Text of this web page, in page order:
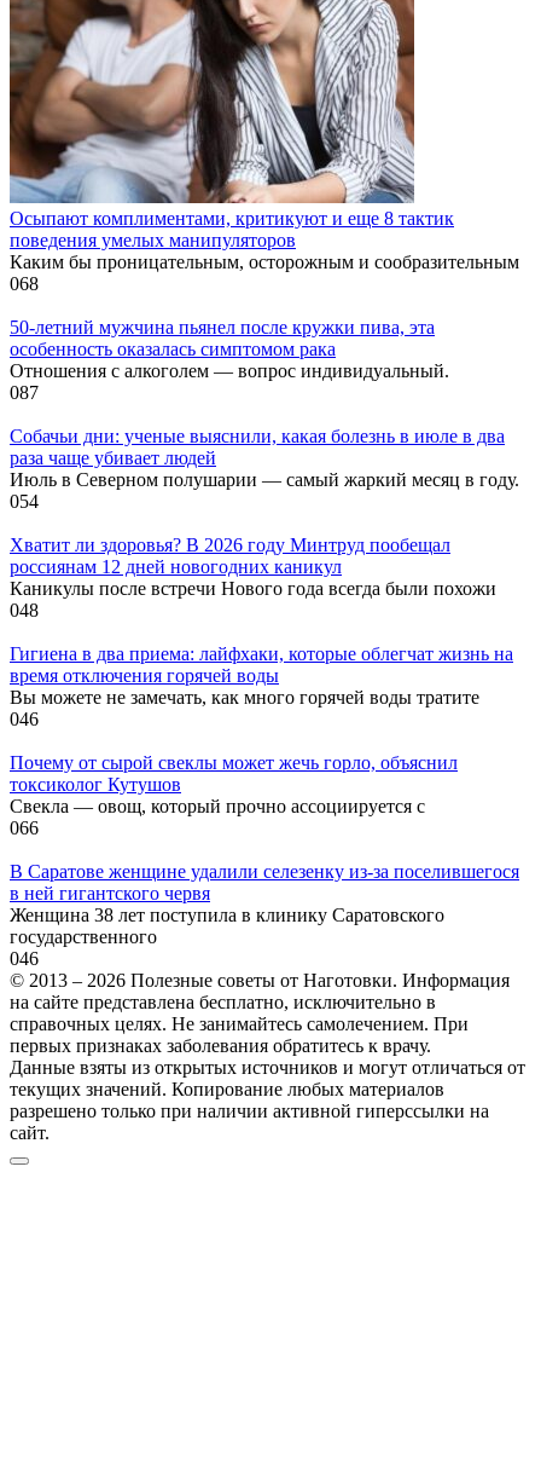
Осыпают комплиментами, критикуют и еще 8 тактик
поведения умелых манипуляторов
Каким бы проницательным, осторожным и сообразительным
068
50-летний мужчина пьянел после кружки пива, эта
особенность оказалась симптомом рака
Отношения с алкоголем — вопрос индивидуальный.
087
Собачьи дни: ученые выяснили, какая болезнь в июле в два
раза чаще убивает людей
Июль в Северном полушарии — самый жаркий месяц в году.
054
Хватит ли здоровья? В 2026 году Минтруд пообещал
россиянам 12 дней новогодних каникул
Каникулы после встречи Нового года всегда были похожи
048
Гигиена в два приема: лайфхаки, которые облегчат жизнь на
время отключения горячей воды
Вы можете не замечать, как много горячей воды тратите
046
Почему от сырой свеклы может жечь горло, объяснил
токсиколог Кутушов
Свекла — овощ, который прочно ассоциируется с
066
В Саратове женщине удалили селезенку из-за поселившегося
в ней гигантского червя
Женщина 38 лет поступила в клинику Саратовского
государственного
046
© 2013 – 2026 Полезные советы от Наготовки. Информация
на сайте представлена бесплатно, исключительно в
справочных целях. Не занимайтесь самолечением. При
первых признаках заболевания обратитесь к врачу.
Данные взяты из открытых источников и могут отличаться от
текущих значений. Копирование любых материалов
разрешено только при наличии активной гиперссылки на
сайт.